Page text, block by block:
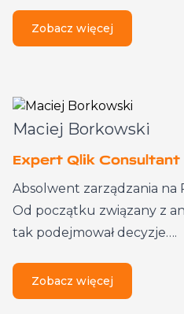
Zobacz więcej
Maciej Borkowski
Expert Qlik Consultant
Absolwent zarządzania na
Od początku związany z
tak podejmował decyzje….
Zobacz więcej